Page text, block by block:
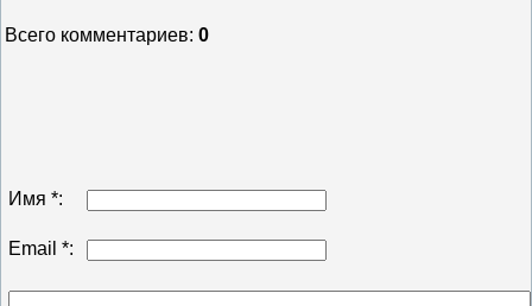
Всего комментариев: 0
Имя *:
Email *: